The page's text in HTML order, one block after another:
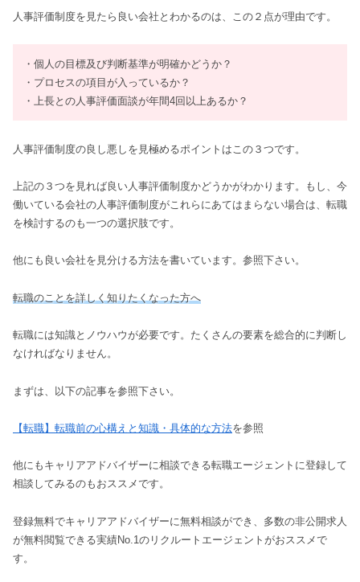
人事評価制度を見たら良い会社とわかるのは、この２点が理由です。
・個人の目標及び判断基準が明確かどうか？
・プロセスの項目が入っているか？
・上長との人事評価面談が年間4回以上あるか？
人事評価制度の良し悪しを見極めるポイントはこの３つです。
上記の３つを見れば良い人事評価制度かどうかがわかります。もし、今
働いている会社の人事評価制度がこれらにあてはまらない場合は、転職
を検討するのも一つの選択肢です。
他にも良い会社を見分ける方法を書いています。参照下さい。
転職のことを詳しく知りたくなった方へ
転職には知識とノウハウが必要です。たくさんの要素を総合的に判断し
なければなりません。
まずは、以下の記事を参照下さい。
【転職】転職前の心構えと知識・具体的な方法を参照
他にもキャリアアドバイザーに相談できる転職エージェントに登録して
相談してみるのもおススメです。
登録無料でキャリアアドバイザーに無料相談ができ、多数の非公開求人
が無料閲覧できる実績No.1のリクルートエージェントがおススメで
す。